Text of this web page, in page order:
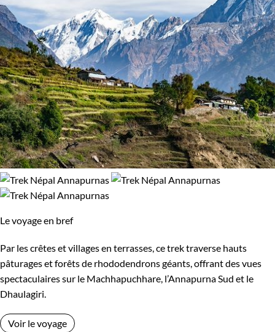
Le voyage en bref
Par les crêtes et villages en terrasses, ce trek traverse hauts
pâturages et forêts de rhododendrons géants, offrant des vues
spectaculaires sur le Machhapuchhare, l’Annapurna Sud et le
Dhaulagiri.
Voir le voyage